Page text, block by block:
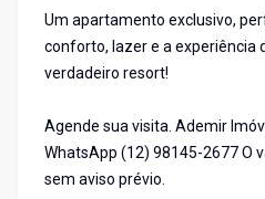
Um apartamento exclusivo,
conforto, lazer e a experiência
verdadeiro resort!
Agende sua visita. Ademir
WhatsApp (12) 98145-2677 O
sem aviso prévio.